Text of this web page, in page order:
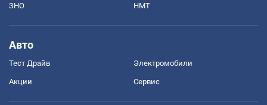
ЗНО НМТ
Авто
Тест Драйв Электромобили
Акции Сервис